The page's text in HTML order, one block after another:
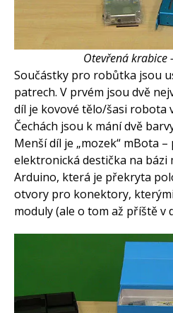
Otevřená krabice
Součástky pro robůtka jsou
patrech. V prvém jsou dvě
díl je kovové tělo/šasi robota
Čechách jsou k mání dvě
Menší díl je „mozek“ mBota
elektronická destička na
Arduino, která je překryta
otvory pro konektory,
moduly (ale o tom až příště v